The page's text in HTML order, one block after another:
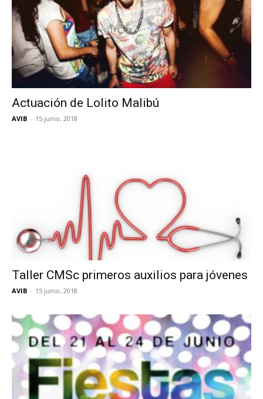
Actuación de Lolito Malibú
AVIB - 15 junio, 2018
Taller CMSc primeros auxilios para jóvenes
AVIB - 15 junio, 2018